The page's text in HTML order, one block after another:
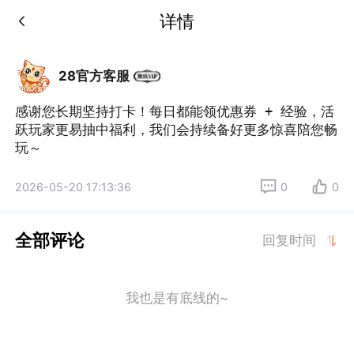
详情
28官方客服
感谢您长期坚持打卡！每日都能领优惠券 + 经验，活
跃玩家更易抽中福利，我们会持续备好更多惊喜陪您畅
玩～
2026-05-20 17:13:36 0 0
全部评论 回复时间
我也是有底线的~